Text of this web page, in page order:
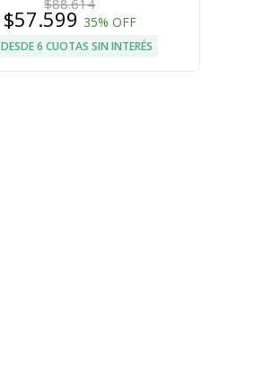
$88.614
$57.599 35% OFF
DESDE 6 CUOTAS SIN INTERÉS